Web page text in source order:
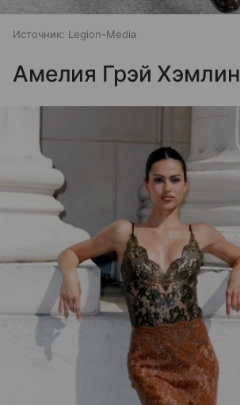
Источник: Legion-Media
Амелия Грэй Хэмлин